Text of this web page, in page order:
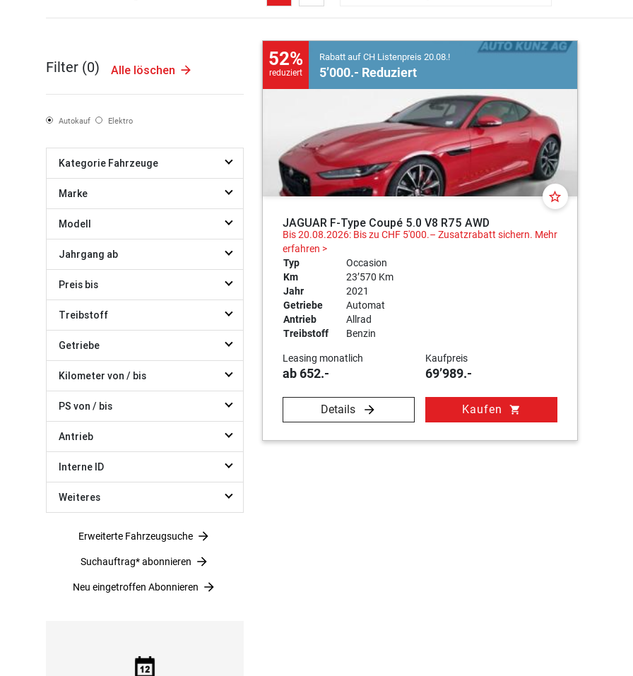
Filter (0) Alle löschen
Autokauf Elektro
Kategorie Fahrzeuge
Marke
Modell
Jahrgang ab
Preis bis
Treibstoff
Getriebe
Kilometer von / bis
PS von / bis
Antrieb
Interne ID
Weiteres
Erweiterte Fahrzeugsuche
Suchauftrag* abonnieren
Neu eingetroffen Abonnieren
52%
reduziert
Rabatt auf CH Listenpreis 20.08.!
5’000.- Reduziert
star_border
JAGUAR F-Type Coupé 5.0 V8 R75 AWD
Bis 20.08.2026: Bis zu CHF 5'000.– Zusatzrabatt sichern. Mehr
erfahren >
Typ
Occasion
Km
23’570 Km
Jahr
2021
Getriebe
Automat
Antrieb
Allrad
Treibstoff
Benzin
Leasing monatlich
ab 652.-
Kaufpreis
69’989.-
Details Kaufen shopping_cart